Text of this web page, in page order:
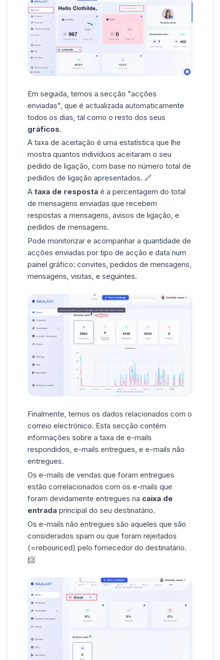
Em seguida, temos a secção "acções
enviadas", que é actualizada automaticamente
todos os dias, tal como o resto dos seus
gráficos.
A taxa de aceitação é uma estatística que lhe
mostra quantos indivíduos aceitaram o seu
pedido de ligação, com base no número total de
pedidos de ligação apresentados. 🔗
A taxa de resposta é a percentagem do total
de mensagens enviadas que recebem
respostas a mensagens, avisos de ligação, e
pedidos de mensagens.
Pode monitorizar e acompanhar a quantidade de
acções enviadas por tipo de acção e data num
painel gráfico: convites, pedidos de mensagens,
mensagens, visitas, e seguintes.
Finalmente, temos os dados relacionados com o
correio electrónico. Esta secção contém
informações sobre a taxa de e-mails
respondidos, e-mails entregues, e e-mails não
entregues.
Os e-mails de vendas que foram entregues
estão correlacionados com os e-mails que
foram devidamente entregues na caixa de
entrada principal do seu destinatário.
Os e-mails não entregues são aqueles que são
considerados spam ou que foram rejeitados
(=rebounced) pelo fornecedor do destinatário.
📨